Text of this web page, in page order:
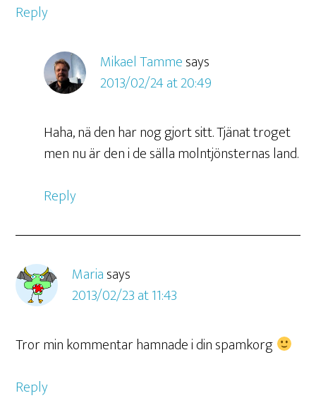
Reply
Mikael Tammesays
2013/02/24 at 20:49
Haha, nä den har nog gjort sitt. Tjänat troget
men nu är den i de sälla molntjönsternas land.
Reply
Mariasays
2013/02/23 at 11:43
Tror min kommentar hamnade i din spamkorg
Reply